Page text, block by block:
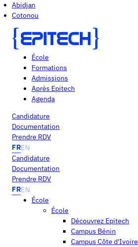
Abidjan
Cotonou
École
Formations
Admissions
Après Epitech
Agenda
Candidature
Documentation
Prendre RDV
FREN
Candidature
Documentation
Prendre RDV
FREN
École
École
Découvrez Epitech
Campus Bénin
Campus Côte d'Ivoire